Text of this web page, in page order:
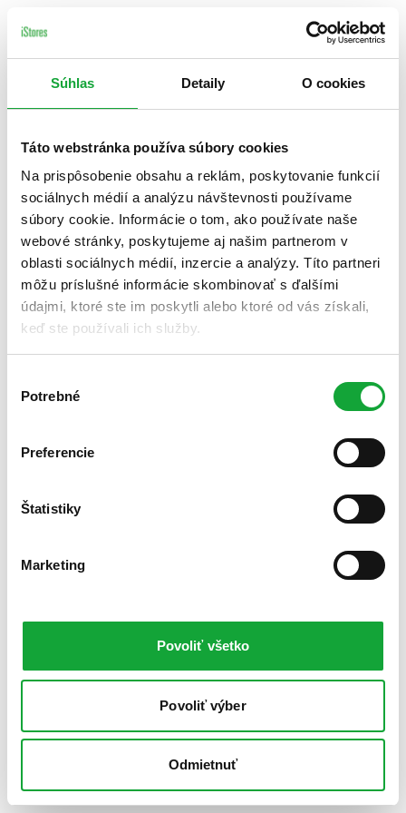
Súhlas Detaily O cookies
Táto webstránka používa súbory cookies
Na prispôsobenie obsahu a reklám, poskytovanie funkcií
sociálnych médií a analýzu návštevnosti používame
súbory cookie. Informácie o tom, ako používate naše
webové stránky, poskytujeme aj našim partnerom v
oblasti sociálnych médií, inzercie a analýzy. Títo partneri
môžu príslušné informácie skombinovať s ďalšími
údajmi, ktoré ste im poskytli alebo ktoré od vás získali,
keď ste používali ich služby.
súhlasu
Potrebné
Preferencie
Štatistiky
Marketing
Povoliť všetko
Povoliť výber
Odmietnuť